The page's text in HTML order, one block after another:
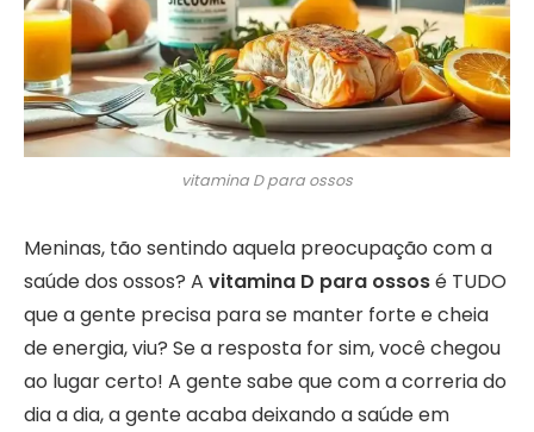
vitamina D para ossos
Meninas, tão sentindo aquela preocupação com a
saúde dos ossos? A vitamina D para ossosé TUDO
que a gente precisa para se manter forte e cheia
de energia, viu? Se a resposta for sim, você chegou
ao lugar certo! A gente sabe que com a correria do
dia a dia, a gente acaba deixando a saúde em